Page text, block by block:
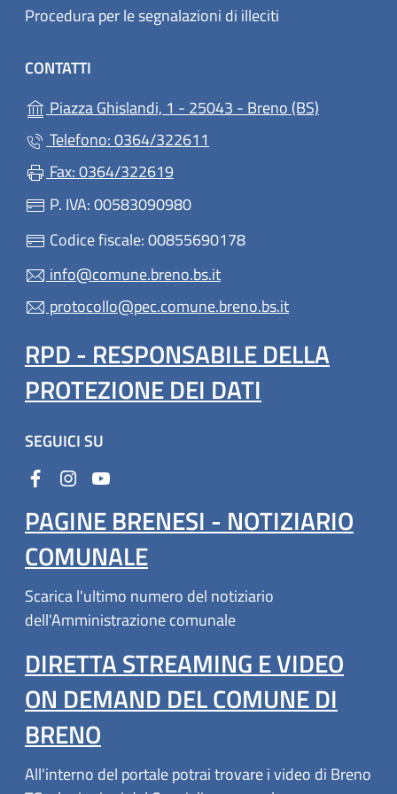
Procedura per le segnalazioni di illeciti
CONTATTI
Piazza Ghislandi, 1 - 25043 - Breno (BS)
Telefono: 0364/322611
Fax: 0364/322619
P. IVA: 00583090980
Codice fiscale: 00855690178
info@comune.breno.bs.it
protocollo@pec.comune.breno.bs.it
RPD - RESPONSABILE DELLA
PROTEZIONE DEI DATI
SEGUICI SU
PAGINE BRENESI - NOTIZIARIO
COMUNALE
Scarica l'ultimo numero del notiziario
dell'Amministrazione comunale
DIRETTA STREAMING E VIDEO
ON DEMAND DEL COMUNE DI
BRENO
All'interno del portale potrai trovare i video di Breno